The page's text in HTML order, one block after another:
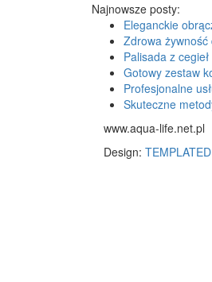
Najnowsze posty:
Eleganckie
Zdrowa
Palisada z
Gotowy zestaw
Profesjonalne
Skuteczne
www.aqua-life.net.pl
Design: TEMPLATED